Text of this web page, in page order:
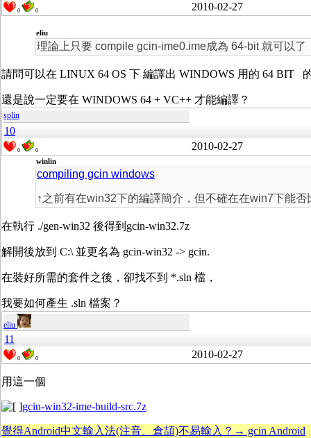
0 0 2010-02-27
eliu
理論上只要 compile gcin-ime0.ime成為 64-bit 就可以了
請問可以在 LINUX 64 OS 下 編譯出 WINDOWS 用的 64 BIT
還是說一定要在 WINDOWS 64 + VC++ 才能編譯？
splin
10
0 0 2010-02-27
winlin
compiling gcin windows
↑之前有在win32下的編譯簡介，但不確在在win7下能否
在執行 ./gen-win32 後得到gcin-win32.7z
解開後放到 C:\ 並更名為 gcin-win32 -> gcin.
在裝好所需的套件之後，卻找不到 *.sln 檔，
我要如何產生 .sln 檔案？
eliu
11
0 0 2010-02-27
用這一個
gcin-win32-ime-build-src.7z
覺得Android中文輸入法(注音、倉頡)不易輸入？→ gcin Android